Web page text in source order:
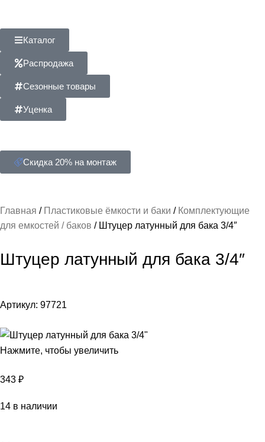
Каталог
Распродажа
Сезонные товары
Уценка
Скидка 20% на монтаж
Главная Пластиковые ёмкости и баки
Комплектующие
для емкостей / баков
Штуцер латунный для бака 3/4″
Штуцер латунный для бака 3/4″
Артикул: 97721
Нажмите, чтобы увеличить
343 ₽
14 в наличии